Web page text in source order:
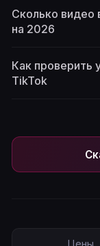
Сколько видео
на 2026
Как проверить
TikTok
Цены